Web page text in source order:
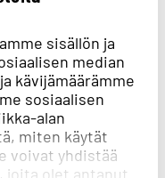
sisällön ja
median
kävijämäärämme
sosiaalisen
alan
miten käytät
voivat yhdistää
olet antanut